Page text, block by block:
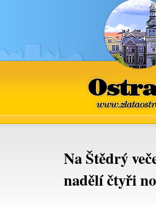
Na Štědrý
nadělí čtyři